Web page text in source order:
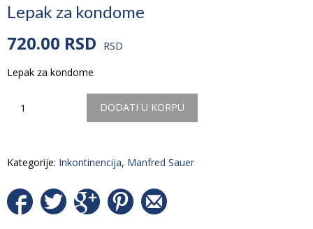
Lepak za kondome
720.00 RSD RSD
Lepak za kondome
DODATI U KORPU
Kategorije: Inkontinencija, Manfred Sauer